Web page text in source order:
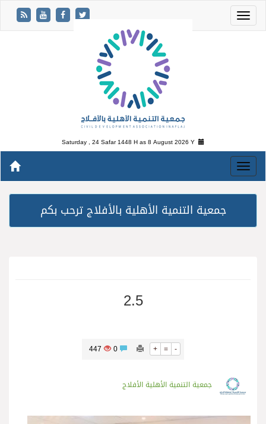
Saturday , 24 Safar 1448 H as8 August 2026 Y
جمعية التنمية الأهلية بالأفلاج ترحب بكم
2.5
+ = -
447
جمعية التنمية الأهلية الأفلاج